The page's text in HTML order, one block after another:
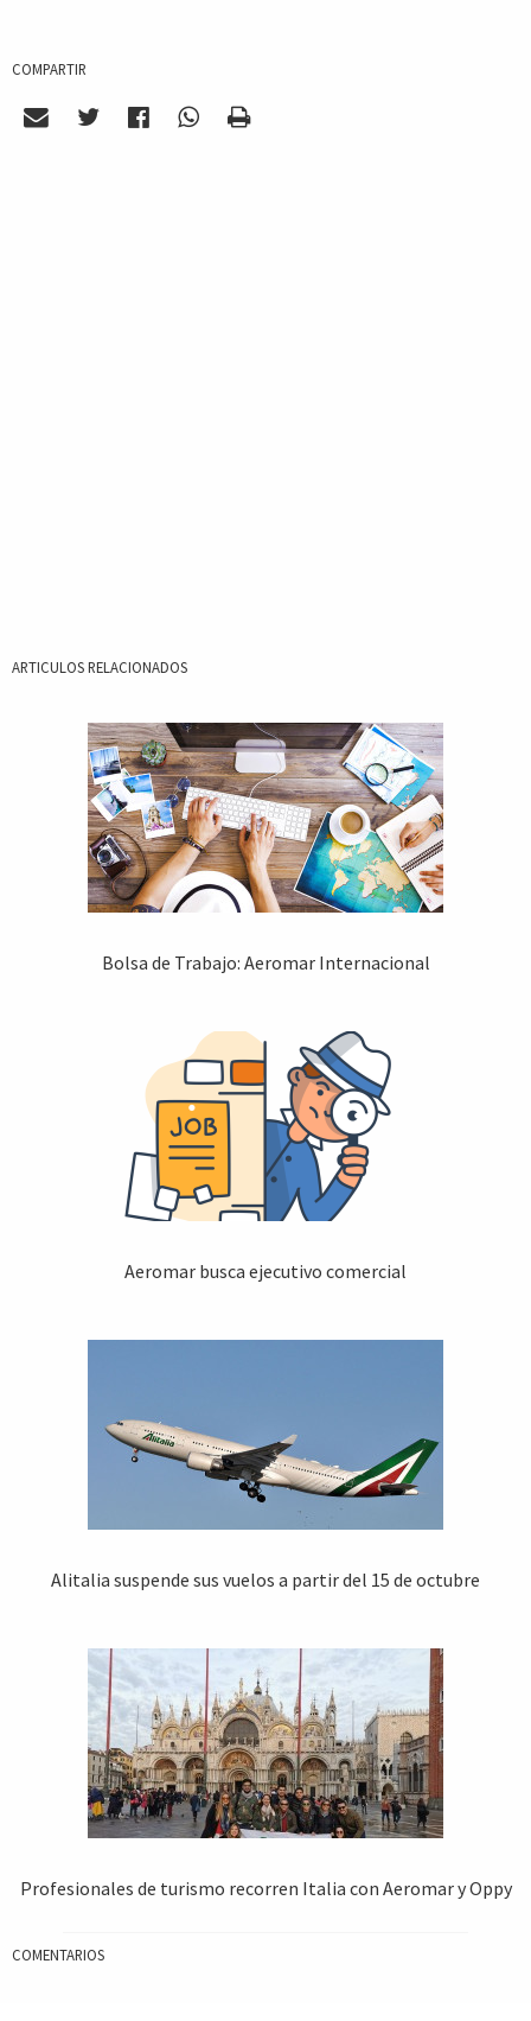
COMPARTIR
ARTICULOS RELACIONADOS
Bolsa de Trabajo: Aeromar Internacional
Aeromar busca ejecutivo comercial
Alitalia suspende sus vuelos a partir del 15 de octubre
Profesionales de turismo recorren Italia con Aeromar y Oppy
COMENTARIOS